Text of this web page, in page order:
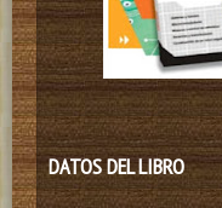
DATOS DEL LIBRO